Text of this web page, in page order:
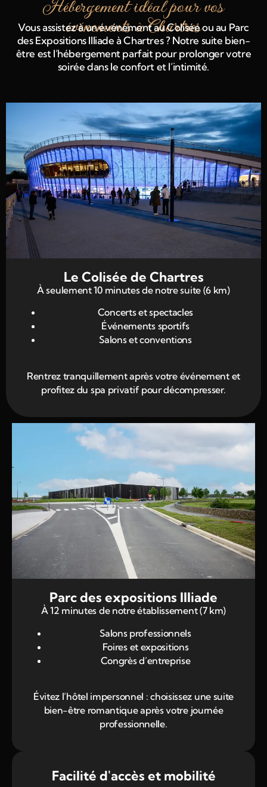
Hébergement idéal pour vos
événements à Chartres
Vous assistez à un événement au Colisée ou au Parc
des Expositions Illiade à Chartres ? Notre suite bien-
être est l’hébergement parfait pour prolonger votre
soirée dans le confort et l’intimité.
Le Colisée de Chartres
À seulement 10 minutes de notre suite (6 km)
Concerts et spectacles
Événements sportifs
Salons et conventions
Rentrez tranquillement après votre événement et
profitez du spa privatif pour décompresser.
Parc des expositions Illiade
À 12 minutes de notre établissement (7 km)
Salons professionnels
Foires et expositions
Congrès d’entreprise
Évitez l’hôtel impersonnel : choisissez une suite
bien-être romantique après votre journée
professionnelle.
Facilité d'accès et mobilité